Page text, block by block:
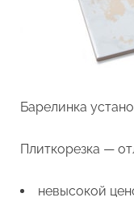
Барелинка
Плиткорезка —
невысокой